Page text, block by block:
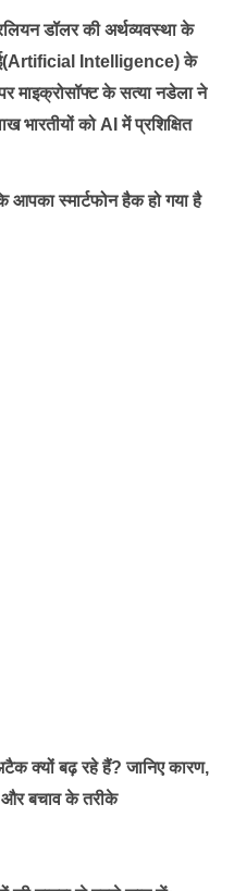
उम्र कितनी होना
हैं तो आपकी उम्र होना
ST, SC को 5 वर्ष एवं
आलावा पूर्व सैनिक, विधवा
आप सरकारी बैंक के नाम
परीक्षाओं का आयोजन
डॉलर की अर्थव्यवस्था के
Intelligence) के
माइक्रोसॉफ्ट के सत्या नडेला ने
भारतीयों को AI में प्रशिक्षित
आपका स्मार्टफोन हैक हो गया है
क्यों बढ़ रहे हैं? जानिए कारण,
बचाव के तरीके